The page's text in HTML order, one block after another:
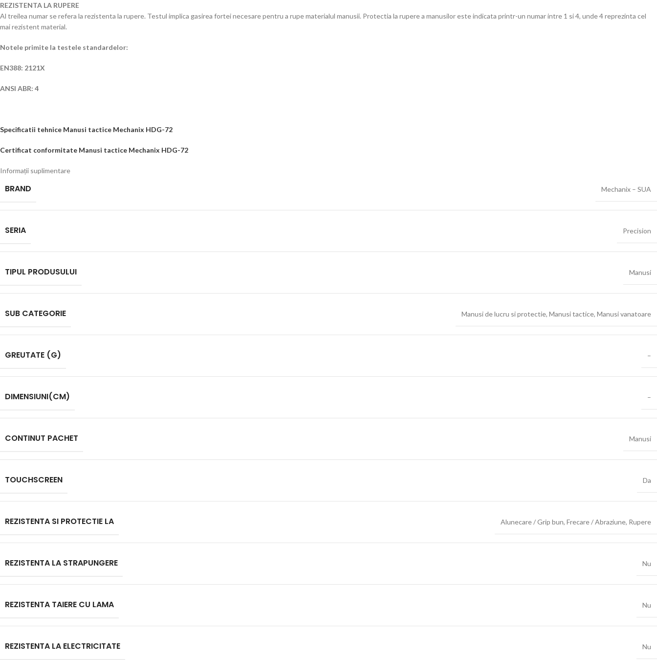
REZISTENTA LA RUPERE
Al treilea numar se refera la rezistenta la rupere. Testul implica gasirea fortei necesare pentru a rupe materialul manusii. Protectia la rupere a manusilor este indicata printr-un numar intre 1 si 4, unde 4 reprezinta cel
mai rezistent material.
Notele primite la testele standardelor:
EN388: 2121X
ANSI ABR: 4
Specificatii tehnice Manusi tactice Mechanix HDG-72
Certificat conformitate Manusi tactice Mechanix HDG-72
Informații suplimentare
BRAND Mechanix – SUA
SERIA Precision
TIPUL PRODUSULUI Manusi
SUB CATEGORIE Manusi de lucru si protectie, Manusi tactice, Manusi vanatoare
GREUTATE (G) –
DIMENSIUNI(CM) –
CONTINUT PACHET Manusi
TOUCHSCREEN Da
REZISTENTA SI PROTECTIE LA Alunecare / Grip bun, Frecare / Abraziune, Rupere
REZISTENTA LA STRAPUNGERE Nu
REZISTENTA TAIERE CU LAMA Nu
REZISTENTA LA ELECTRICITATE Nu